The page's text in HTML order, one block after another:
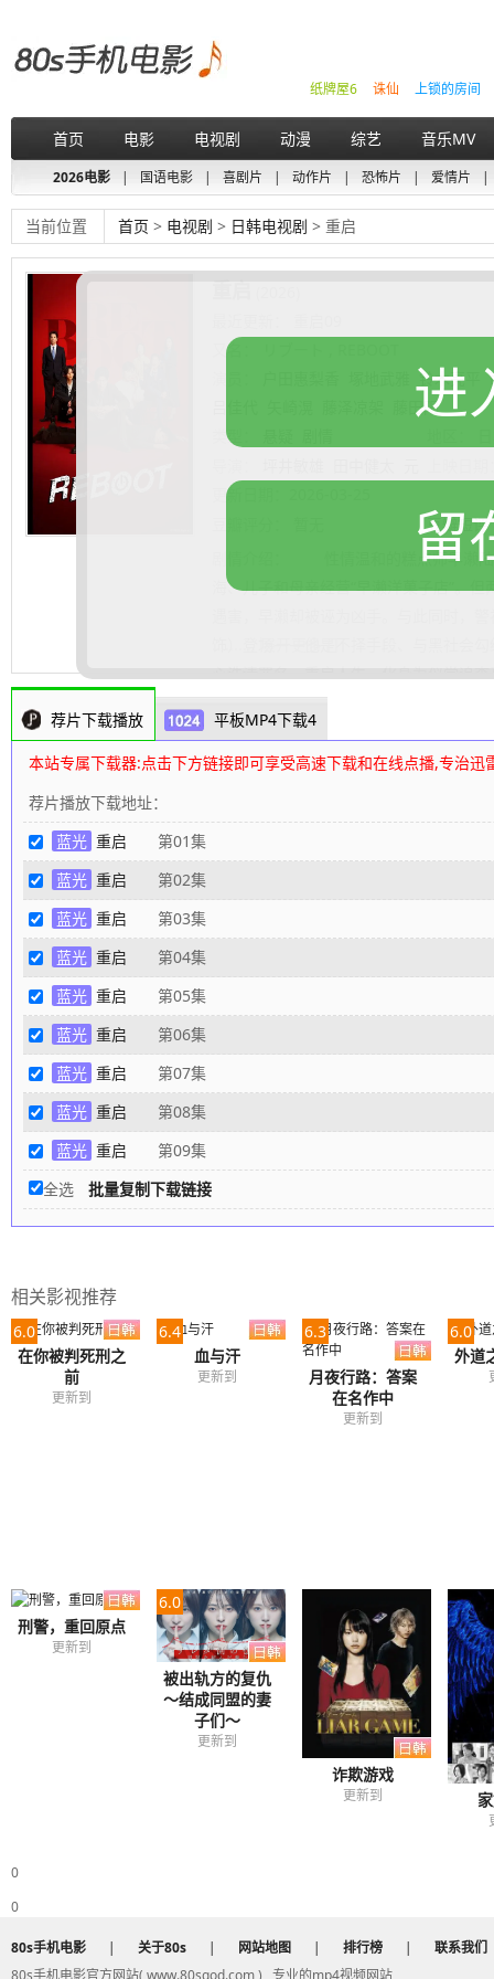
上锁的房间
诛仙
纸牌屋6
首页 电影 电视剧 动漫 综艺 音乐MV
2026电影 | 国语电影 | 喜剧片 | 动作片 | 恐怖片 | 爱情片 |
当前位置 首页 > 电视剧 > 日韩电视剧 > 重启
又名：
铃木亮平
藤田阳
类型：
井桃
更新日期：
豆瓣短评
性情温和的糕点师早濑陆
海、儿子和母亲经营“早濑洋菓子店”。
幸后一香（户田惠梨香 饰）协助他整容
谜团之中。 80s高清电影下载网
荐片下载播放 平板MP4下载4
本站专属下载器:点击下方链接即可享受高速下载和在线点播,专治迅
荐片播放下载地址：
蓝光 重启 第01集
蓝光 重启 第02集
蓝光 重启 第03集
蓝光 重启 第04集
蓝光 重启 第05集
蓝光 重启 第06集
蓝光 重启 第07集
蓝光 重启 第08集
蓝光 重启 第09集
全选
批量复制下载链接
相关影视推荐
6.0
在你被判死刑之
前
更新到
6.4
血与汗
更新到
6.3
月夜行路：答案
在名作中
更新到
6.0
外道
刑警，重回原点
更新到
6.0
被出轨方的复仇
～结成同盟的妻
子们～
更新到
诈欺游戏
更新到
0
0
80s手机电影 | 关于80s | 网站地图 | 排行榜 |
联系我们
进
留